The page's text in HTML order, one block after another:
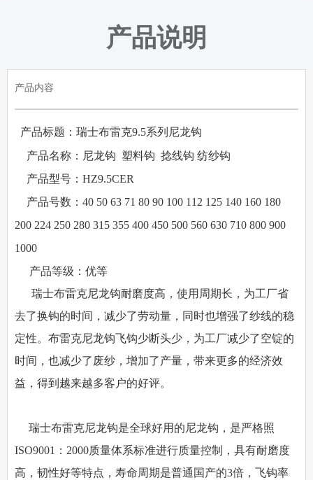
产品说明
产品内容
产品标题：瑞士布雷克9.5系列尼龙钩
产品名称： 尼龙钩 塑料钩 捻线钩 纺纱钩
产品型号：HZ9.5CER
产品号数：40 50 63 71 80 90 100 112 125 140 160 180
200 224 250 280 315 355 400 450 500 560 630 710 800 900
1000
产品等级：优等
瑞士布雷克尼龙钩耐磨度高，使用周期长，为工厂省
去了换钩的时间，减少了劳动量，同时也增强了纱线的稳
定性。布雷克尼龙钩飞钩少断头少，为工厂减少了空锭的
时间，也减少了废纱，增加了产量，带来更多的经济效
益，得到越来越多客户的好评。
瑞士布雷克尼龙钩是全球好用的尼龙钩，是严格照
ISO9001：2000质量体系标准进行质量控制，具有耐磨度
高，韧性好等特点，寿命周期是普通国产的3倍，飞钩率